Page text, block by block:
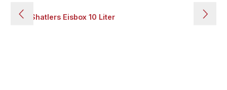
Shatlers Eisbox 10 Liter